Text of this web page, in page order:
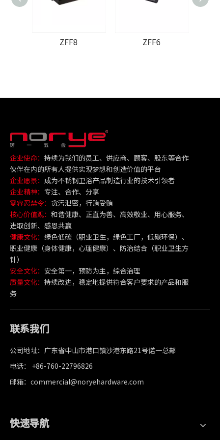
ZFF8 ZFF6
企业使命： 持续为我们的员工、供应商、顾客、股东等合作
伙伴在内的所有人提供实现梦想和创造价值的平台
企业愿景： 成为不锈钢卫浴产品制造行业的技术引领者
企业精神： 专注、合作、分享
零容忍禁令： 贪污泄密，行贿受贿
核心价值观： 和谐健康、正直为善、高效敬业、用心服务、
进取创新、感恩共赢
健康文化： 绿色低碳（职业卫生，绿色工厂，低碳环保）、
职业健康（身体健康，心理健康）、防治结合（职业卫生方
针）
安全文化： 安全第一，预防为主，综合治理
质量文化： 持续改进，稳定地提供符合客户要求的产品和服
务
联系我们
公司地址：广东省中山市港口镇沙港东路21号诺一总部
电话： +86-760-22796826
邮箱：commercial@noryehardware.com
快速导航